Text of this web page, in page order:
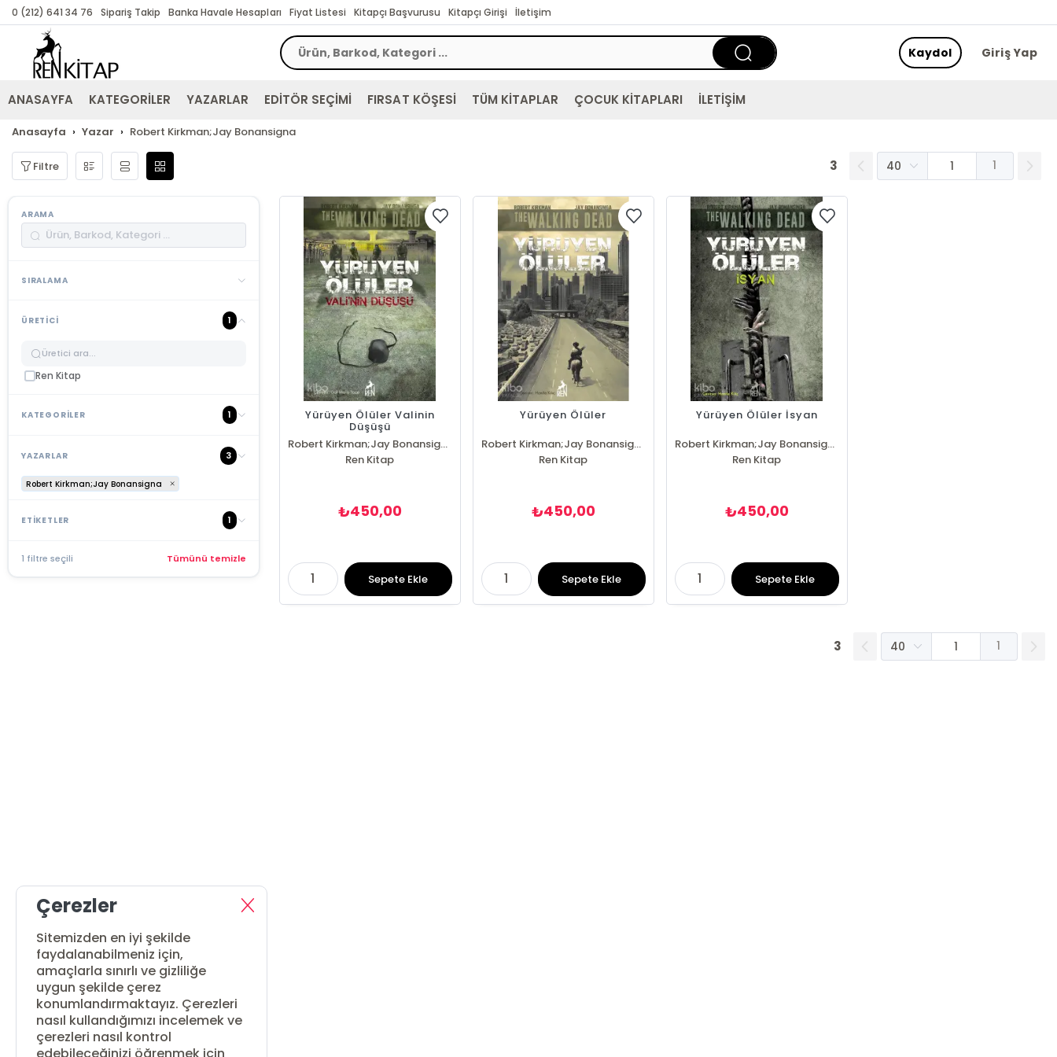
0 (212) 641 34 76 Sipariş Takip Banka Havale Hesapları Fiyat Listesi Kitapçı Başvurusu Kitapçı Girişi İletişim
Giriş Yap
Kaydol
ANASAYFA KATEGORİLER YAZARLAR EDİTÖR SEÇİMİ FIRSAT KÖŞESİ TÜM KİTAPLAR ÇOCUK KİTAPLARI İLETİŞİM
Anasayfa Yazar Robert Kirkman;Jay Bonansigna
Filtre 3 1
ARAMA
SIRALAMA
ÜRETICI 1
Ren Kitap
KATEGORİLER 1
YAZARLAR 3
Robert Kirkman;Jay Bonansigna
ETİKETLER 1
1 filtre seçili Tümünü temizle
Yürüyen Ölüler Valinin
Düşüşü
Robert Kirkman;Jay Bonansigna
Ren Kitap
₺450,00
Sepete Ekle
Yürüyen Ölüler
Robert Kirkman;Jay Bonansigna
Ren Kitap
₺450,00
Sepete Ekle
Yürüyen Ölüler İsyan
Robert Kirkman;Jay Bonansigna
Ren Kitap
₺450,00
Sepete Ekle
3 1
Çerezler
Sitemizden en iyi şekilde
faydalanabilmeniz için,
amaçlarla sınırlı ve gizliliğe
uygun şekilde çerez
konumlandırmaktayız. Çerezleri
nasıl kullandığımızı incelemek ve
çerezleri nasıl kontrol